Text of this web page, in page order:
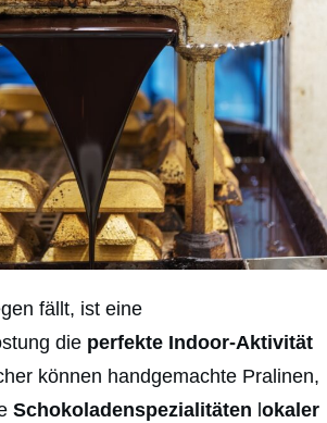
fällt, ist eine
die perfekte Indoor-Aktivität
können handgemachte Pralinen,
Schokoladenspezialitäten okaler